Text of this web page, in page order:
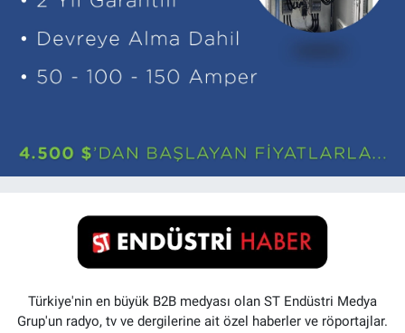
Türkiye'nin en büyük B2B medyası olan ST Endüstri Medya
Grup'un radyo, tv ve dergilerine ait özel haberler ve röportajlar.